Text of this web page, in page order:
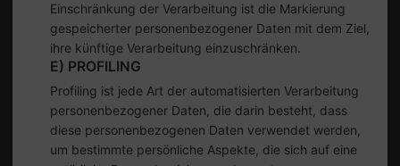
Einschränkung der Verarbeitung ist die Markierung
gespeicherter personenbezogener Daten mit dem Ziel,
ihre künftige Verarbeitung einzuschränken.
E) PROFILING
Profiling ist jede Art der automatisierten Verarbeitung
personenbezogener Daten, die darin besteht, dass
diese personenbezogenen Daten verwendet werden,
um bestimmte persönliche Aspekte, die sich auf eine